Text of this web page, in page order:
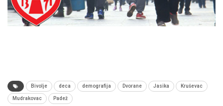
Bivolje deca demografija Dvorane Jasika Kruševac
Mudrakovac Padež